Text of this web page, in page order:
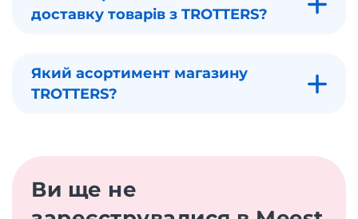
доставку товарів з TROTTERS?
Який асортимент магазину
TROTTERS?
Ви ще не